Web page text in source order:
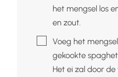
het mengsel los
en zout.
▢Voeg het
gekookte
Het ei zal door